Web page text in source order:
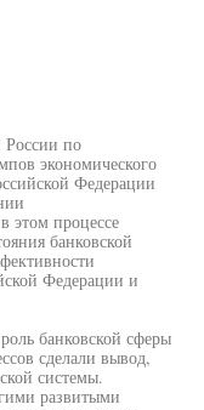
России по
экономического
Федерации
этом процессе
банковской
Федерации и
банковской сферы
сделали вывод,
системы.
развитыми